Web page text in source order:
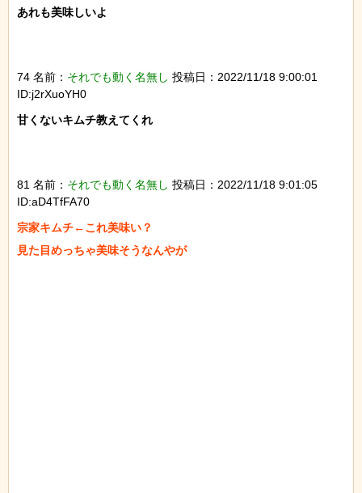
あれも美味しいよ
74 名前： それでも動く名無し 投稿日：2022/11/18 9:00:01
ID:j2rXuoYH0
甘くないキムチ教えてくれ
81 名前： それでも動く名無し 投稿日：2022/11/18 9:01:05
ID:aD4TfFA70
宗家キムチ←これ美味い？
見た目めっちゃ美味そうなんやが